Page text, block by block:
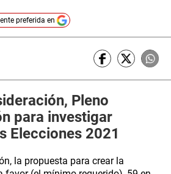
preferida en
Pleno
para investigar
Elecciones 2021
la propuesta para crear la